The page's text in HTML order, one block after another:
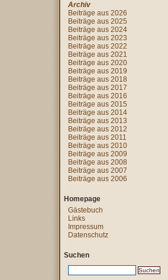
Archiv
Beiträge aus 2026
Beiträge aus 2025
Beiträge aus 2024
Beiträge aus 2023
Beiträge aus 2022
Beiträge aus 2021
Beiträge aus 2020
Beiträge aus 2019
Beiträge aus 2018
Beiträge aus 2017
Beiträge aus 2016
Beiträge aus 2015
Beiträge aus 2014
Beiträge aus 2013
Beiträge aus 2012
Beiträge aus 2011
Beiträge aus 2010
Beiträge aus 2009
Beiträge aus 2008
Beiträge aus 2007
Beiträge aus 2006
Homepage
Gästebuch
Links
Impressum
Datenschutz
Suchen